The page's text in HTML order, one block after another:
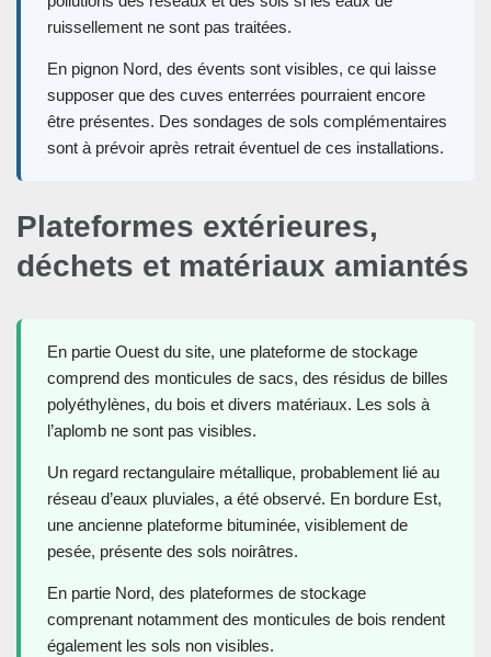
ruissellement ne sont pas traitées.
En pignon Nord, des évents sont visibles, ce qui laisse
supposer que des cuves enterrées pourraient encore
être présentes. Des sondages de sols complémentaires
sont à prévoir après retrait éventuel de ces installations.
Plateformes extérieures,
déchets et matériaux amiantés
En partie Ouest du site, une plateforme de stockage
comprend des monticules de sacs, des résidus de billes
polyéthylènes, du bois et divers matériaux. Les sols à
l’aplomb ne sont pas visibles.
Un regard rectangulaire métallique, probablement lié au
réseau d’eaux pluviales, a été observé. En bordure Est,
une ancienne plateforme bituminée, visiblement de
pesée, présente des sols noirâtres.
En partie Nord, des plateformes de stockage
comprenant notamment des monticules de bois rendent
également les sols non visibles.